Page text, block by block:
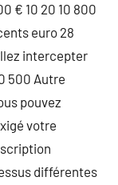
€ 10 20 10 800
euro 28
intercepter
500 Autre
pouvez
votre
différentes